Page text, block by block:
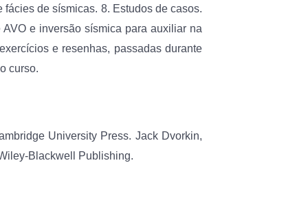
de sísmicas. 8. Estudos de casos.
e inversão sísmica para auxiliar na
e resenhas, passadas durante
curso.
University Press. Jack Dvorkin,
Blackwell Publishing.